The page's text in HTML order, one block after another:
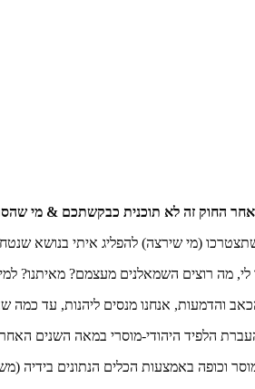
אחר החוק זה לא תוכנית כבקשתכם & מי
(מי שירצה) להפליג איתי בנושא
מה רוצים השמאלנים מעצמם? מאיתנו?
והדמעות, אנחנו מנסים ליהנות, עד כמה
הלפיד היהודי-מוסרי במאה השנים
וכופה באמצעות הכלים הנתונים